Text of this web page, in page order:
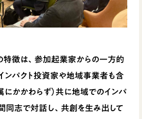
特徴は、参加起業家からの一方的
ンパクト投資家や地域事業者も含
にかかわらず）共に地域でのインパ
同志で対話し、共創を生み出して